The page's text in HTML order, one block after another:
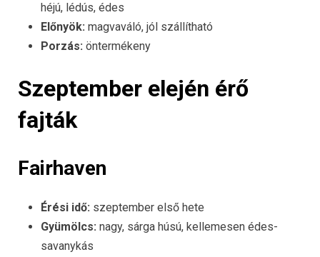
héjú, lédús, édes
Előnyök: magvaváló, jól szállítható
Porzás: öntermékeny
Szeptember elején érő
fajták
Fairhaven
Érési idő: szeptember első hete
Gyümölcs: nagy, sárga húsú, kellemesen édes-
savanykás